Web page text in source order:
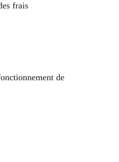
frais
de